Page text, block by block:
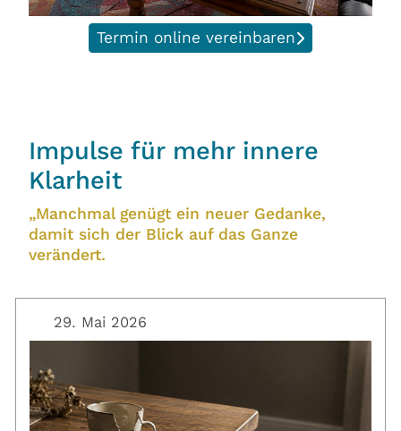
Termin online vereinbaren
Impulse für mehr innere
Klarheit
„Manchmal genügt ein neuer Gedanke,
damit sich der Blick auf das Ganze
verändert.
29. Mai 2026